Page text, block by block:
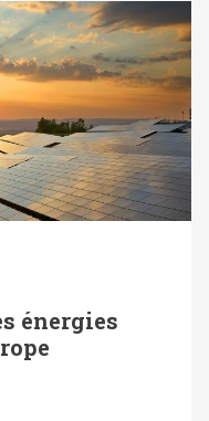
énergies